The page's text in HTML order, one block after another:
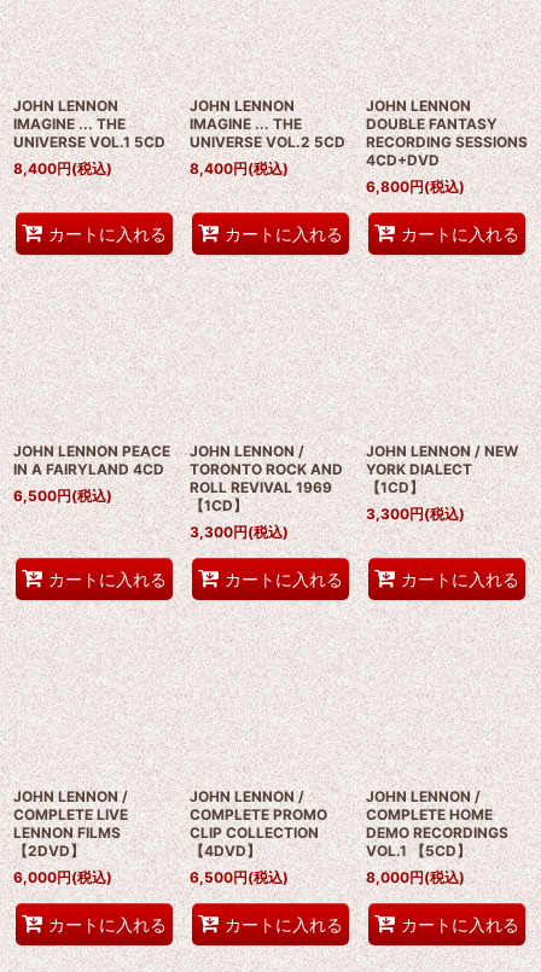
JOHN LENNON
IMAGINE ... THE
UNIVERSE VOL.1 5CD
8,400円(税込)
カートに入れる
JOHN LENNON
IMAGINE ... THE
UNIVERSE VOL.2 5CD
8,400円(税込)
カートに入れる
JOHN LENNON
DOUBLE FANTASY
RECORDING SESSIONS
4CD+DVD
6,800円(税込)
カートに入れる
JOHN LENNON PEACE
IN A FAIRYLAND 4CD
6,500円(税込)
カートに入れる
JOHN LENNON /
TORONTO ROCK AND
ROLL REVIVAL 1969
【1CD】
3,300円(税込)
カートに入れる
JOHN LENNON / NEW
YORK DIALECT
【1CD】
3,300円(税込)
カートに入れる
JOHN LENNON /
COMPLETE LIVE
LENNON FILMS
【2DVD】
6,000円(税込)
カートに入れる
JOHN LENNON /
COMPLETE PROMO
CLIP COLLECTION
【4DVD】
6,500円(税込)
カートに入れる
JOHN LENNON /
COMPLETE HOME
DEMO RECORDINGS
VOL.1 【5CD】
8,000円(税込)
カートに入れる